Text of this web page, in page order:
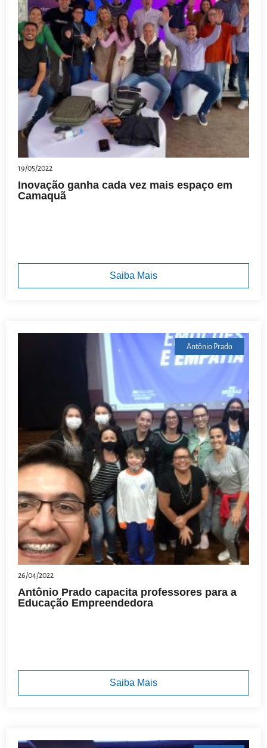
19/05/2022
Inovação ganha cada vez mais espaço em
Camaquã
Saiba Mais
Antônio Prado
26/04/2022
Antônio Prado capacita professores para a
Educação Empreendedora
Saiba Mais